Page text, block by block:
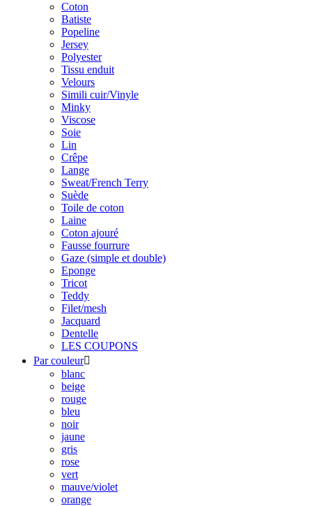
Coton
Batiste
Popeline
Jersey
Polyester
Tissu enduit
Velours
Simili cuir/Vinyle
Minky
Viscose
Soie
Lin
Crêpe
Lange
Sweat/French Terry
Suède
Toile de coton
Laine
Coton ajouré
Fausse fourrure
Gaze (simple et double)
Eponge
Tricot
Teddy
Filet/mesh
Jacquard
Dentelle
LES COUPONS
Par couleur
blanc
beige
rouge
bleu
noir
jaune
gris
rose
vert
mauve/violet
orange